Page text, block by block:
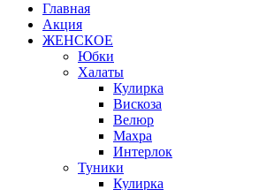
Главная
Акция
ЖЕНСКОЕ
Юбки
Халаты
Кулирка
Вискоза
Велюр
Махра
Интерлок
Туники
Кулирка